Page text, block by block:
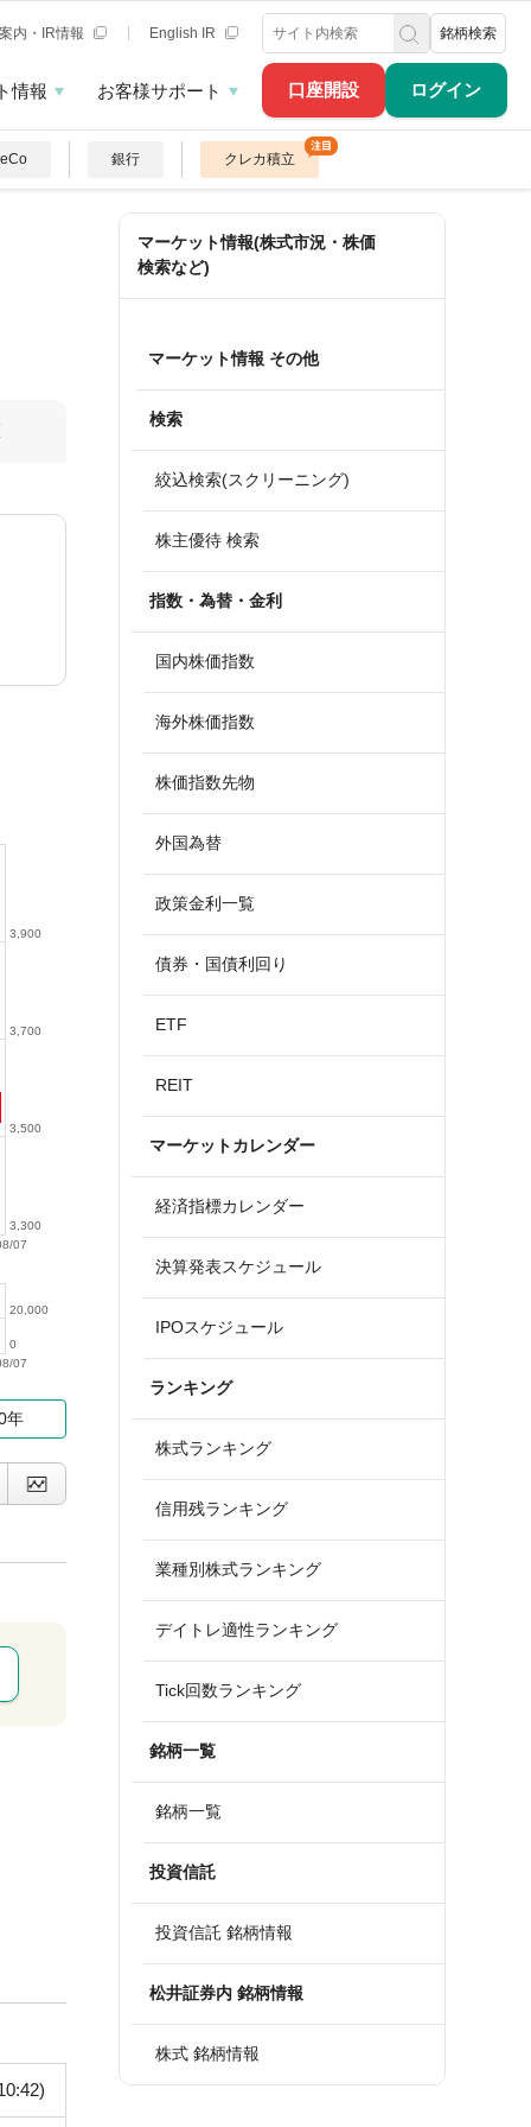
口座開設 ログイン
内・IR情報 English IR 銘柄検索
情報 お客様サポート
銀行 クレカ積立
07
3,300
3,500
3,700
3,900
07
0
20,000
年
マーケット情報(株式市況・株価
検索など)
マーケット情報 その他
検索
絞込検索(スクリーニング)
株主優待 検索
指数・為替・金利
国内株価指数
海外株価指数
株価指数先物
外国為替
政策金利一覧
債券・国債利回り
ETF
REIT
マーケットカレンダー
経済指標カレンダー
決算発表スケジュール
IPOスケジュール
ランキング
株式ランキング
信用残ランキング
業種別株式ランキング
デイトレ適性ランキング
Tick回数ランキング
銘柄一覧
銘柄一覧
投資信託
投資信託 銘柄情報
松井証券内 銘柄情報
株式 銘柄情報